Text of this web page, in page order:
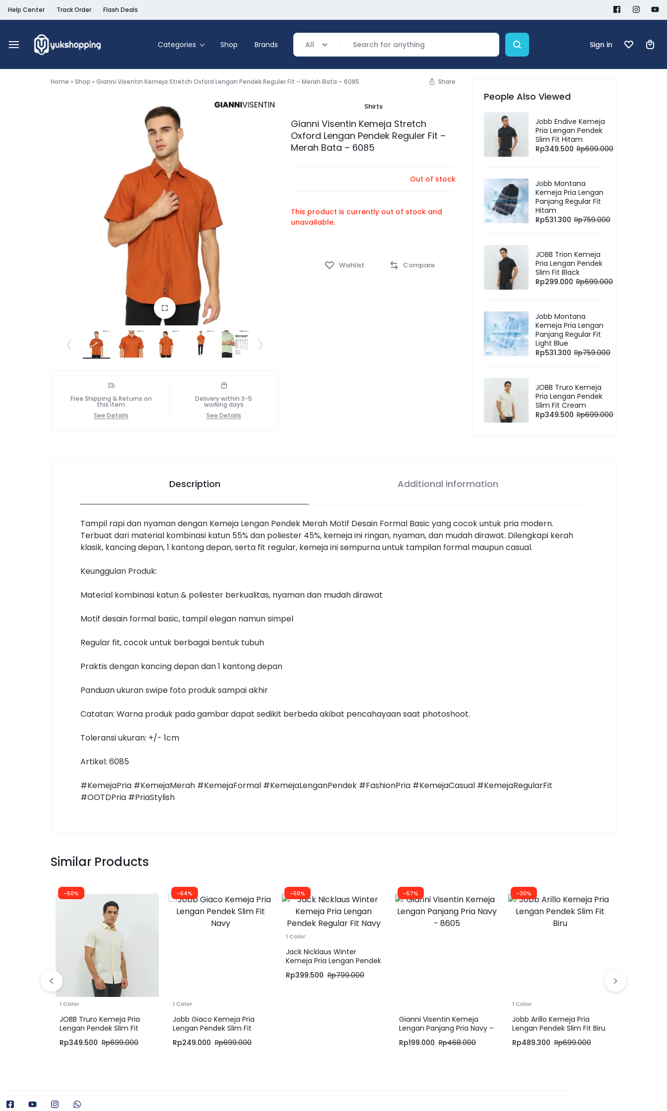
Help Center Track Order Flash Deals
Online
Categories
Home & Living
Shop Brands All Sign in
Home » Shop » Gianni Visentin Kemeja Stretch Oxford Lengan Pendek Reguler Fit – Merah Bata – 6085 Share
Free Shipping & Returns on
this item
See Details
Delivery within 3-5
working days
See Details
Shirts
Gianni Visentin Kemeja Stretch
Oxford Lengan Pendek Reguler Fit –
Merah Bata – 6085
Out of stock
This product is currently out of stock and
unavailable.
Compare
Wishlist
People Also Viewed
Jobb Endive Kemeja
Pria Lengan Pendek
Slim Fit Hitam
Rp349.500 Rp699.000
Jobb Montana
Kemeja Pria Lengan
Panjang Regular Fit
Hitam
Rp531.300 Rp759.000
JOBB Trion Kemeja
Pria Lengan Pendek
Slim Fit Black
Rp299.000 Rp699.000
Jobb Montana
Kemeja Pria Lengan
Panjang Regular Fit
Light Blue
Rp531.300 Rp759.000
JOBB Truro Kemeja
Pria Lengan Pendek
Slim Fit Cream
Rp349.500 Rp699.000
Description Additional information
Tampil rapi dan nyaman dengan Kemeja Lengan Pendek Merah Motif Desain Formal Basic yang cocok untuk pria modern.
Terbuat dari material kombinasi katun 55% dan poliester 45%, kemeja ini ringan, nyaman, dan mudah dirawat. Dilengkapi kerah
klasik, kancing depan, 1 kantong depan, serta fit regular, kemeja ini sempurna untuk tampilan formal maupun casual.
Keunggulan Produk:
Material kombinasi katun & poliester berkualitas, nyaman dan mudah dirawat
Motif desain formal basic, tampil elegan namun simpel
Regular fit, cocok untuk berbagai bentuk tubuh
Praktis dengan kancing depan dan 1 kantong depan
Panduan ukuran swipe foto produk sampai akhir
Catatan: Warna produk pada gambar dapat sedikit berbeda akibat pencahayaan saat photoshoot.
Toleransi ukuran: +/- 1cm
Artikel: 6085
#KemejaPria #KemejaMerah #KemejaFormal #KemejaLenganPendek #FashionPria #KemejaCasual #KemejaRegularFit
#OOTDPria #PriaStylish
Similar Products
-50%
1 Color
JOBB Truro Kemeja Pria
Lengan Pendek Slim Fit
Rp349.500 Rp699.000
-64%
1 Color
Jobb Giaco Kemeja Pria
Lengan Pendek Slim Fit
Rp249.000 Rp699.000
-50%
1 Color
Jack Nicklaus Winter
Kemeja Pria Lengan Pendek
Rp399.500 Rp799.000
-57%
Gianni Visentin Kemeja
Lengan Panjang Pria Navy –
Rp199.000 Rp468.000
-30%
1 Color
Jobb Arillo Kemeja Pria
Lengan Pendek Slim Fit Biru
Rp489.300 Rp699.000